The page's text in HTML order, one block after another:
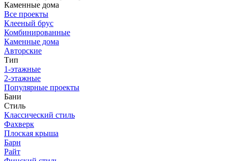
Каменные дома
Все проекты
Клееный брус
Комбинированные
Каменные дома
Авторские
Тип
1-этажные
2-этажные
Популярные проекты
Бани
Стиль
Классический стиль
Фахверк
Плоская крыша
Барн
Райт